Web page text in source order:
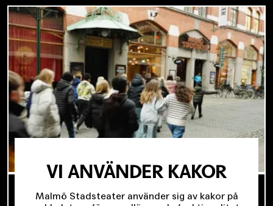
TILL SCENKONST
VI ANVÄNDER KAKOR
Malmö Stadsteater använder sig av kakor på